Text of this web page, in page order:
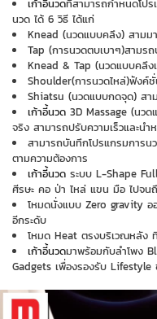
เก้าอี้นวดที่สามารถกำหนดโป
นวด ได้ 6 วิธี ได้แก่
Knead (นวดแบบคลึง) สามม
Tap (การนวดตบเบาๆ)สามร
Knead & Tap (นวดแบบคลึงแ
Shoulder(การนวดไหล่)ฟังค์
Shiatsu (นวดแบบกดจุด) สา
เก้าอี้นวด 3D Massage (นว
จริง สามารถปรับความเร็วและน
สามารถบันทึกโปรแกรมการ
ตามความต้องการ
เก้าอี้นวด ระบบ L-Shape
ศีรษะ คอ ป่า ไหล่ แขน มือ ไปจน
โหมดนั่งแบบ Zero gravity อ
อีกระดับ
โหมด Heat ตรงบริเวณหลัง
เก้าอี้นวดมาพร้อมกับลำโพง
Gadgets เพื่องรองรับ Lifestyle